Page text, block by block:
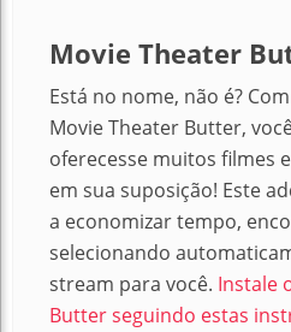
Movie Theater
Está no nome, não é?
Movie Theater Butter,
oferecesse muitos filmes
em sua suposição! Este
a economizar tempo,
selecionando
stream para você. Instale
Butter seguindo estas